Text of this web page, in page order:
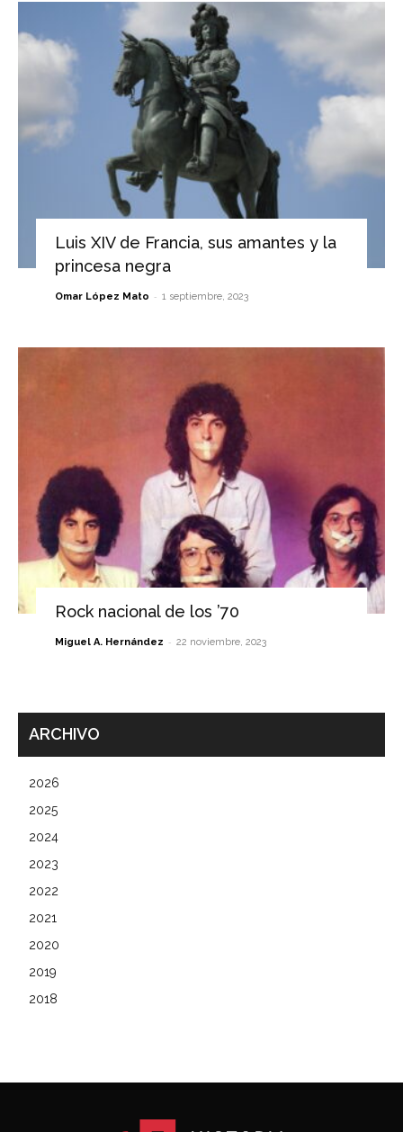
Luis XIV de Francia, sus amantes y la
princesa negra
Omar López Mato - 1 septiembre, 2023
Rock nacional de los ’70
Miguel A. Hernández - 22 noviembre, 2023
ARCHIVO
2026
2025
2024
2023
2022
2021
2020
2019
2018